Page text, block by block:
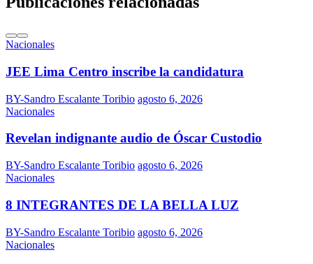
Nacionales
JEE Lima Centro inscribe la candidatura
BY-Sandro Escalante Toribio agosto 6, 2026
Nacionales
Revelan indignante audio de Óscar Custodio
BY-Sandro Escalante Toribio agosto 6, 2026
Nacionales
8 INTEGRANTES DE LA BELLA LUZ
BY-Sandro Escalante Toribio agosto 6, 2026
Nacionales